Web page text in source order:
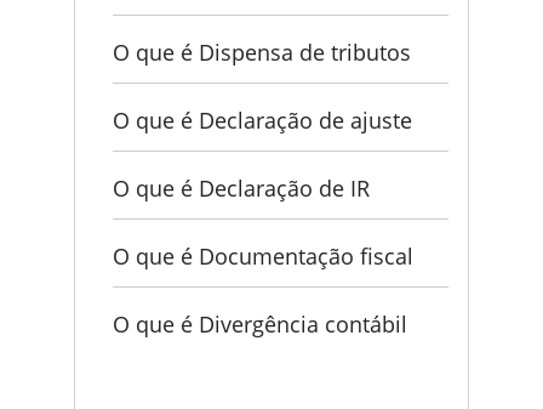
O que é Dispensa de tributos
O que é Declaração de ajuste
O que é Declaração de IR
O que é Documentação fiscal
O que é Divergência contábil